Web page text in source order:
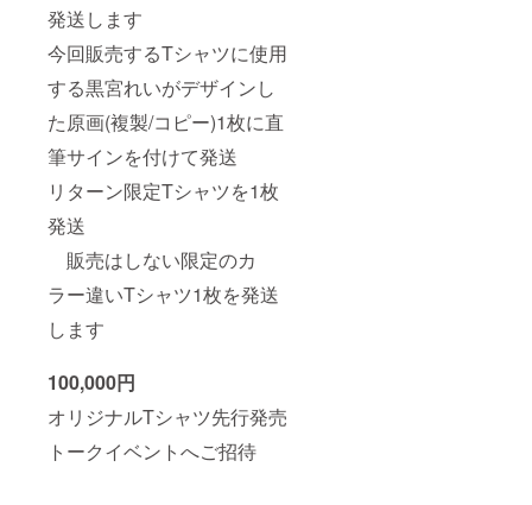
発送します
今回販売するTシャツに使用
する黒宮れいがデザインし
た原画(複製/コピー)1枚に直
筆サインを付けて発送
リターン限定Tシャツを1枚
発送
販売はしない限定のカ
ラー違いTシャツ1枚を発送
します
100,000円
オリジナルTシャツ先行発売
トークイベントへご招待